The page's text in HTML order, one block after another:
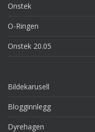
Onstek
O-Ringen
Onstek 20.05
Bildekarusell
Blogginnlegg
Dyrehagen